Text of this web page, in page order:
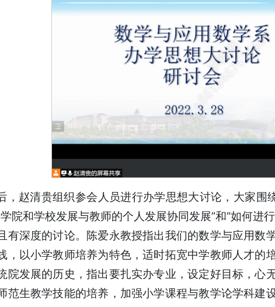
，赵清贵组织参会人员进行办学思想大讨论，大家围
院和学校发展与教师的个人发展协同发展”和“如何进
有深度的讨论。陈爱永教授指出我们的数学与应用数
，以小学教师培养为特色，适时拓宽中学教师人才的
院发展的历史，指出要扎实办专业，设定好目标，心
范生教学技能的培养，加强小学课程与教学论学科建